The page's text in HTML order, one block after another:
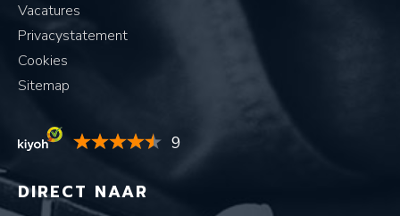
Vacatures
Privacystatement
Cookies
Sitemap
9
DIRECT NAAR